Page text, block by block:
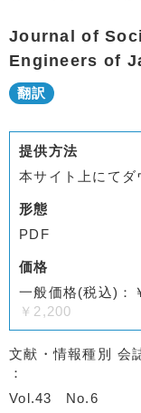
Journal of
Engineers of
提供方法
本サイト上にて
形態
PDF
価格
一般価格(税込)：
￥2,200
文献・情報種別 会
Vol.43
No.6